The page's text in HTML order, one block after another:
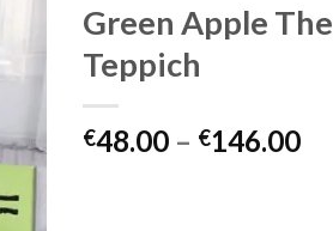
Green Apple
Teppich
€48.00 – €146.00